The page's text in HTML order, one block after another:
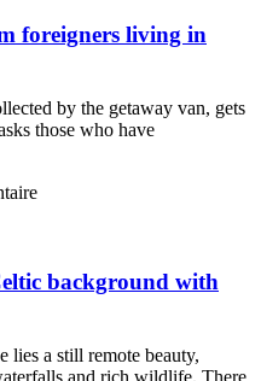
foreigners living in
by the getaway van, gets
those who have
background with
lies a still remote beauty,